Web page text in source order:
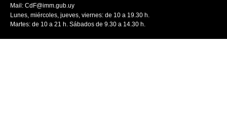
Mail: CdF@imm.gub.uy
Lunes, miércoles, jueves, viernes: de 10 a 19.30 h.
Martes: de 10 a 21 h. Sábados de 9.30 a 14.30 h.